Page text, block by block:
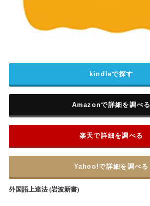
外国語上達法 (岩波新書)
kindleで探す
Amazonで詳細を調べる
楽天で詳細を調べる
Yahoo!で詳細を調べる